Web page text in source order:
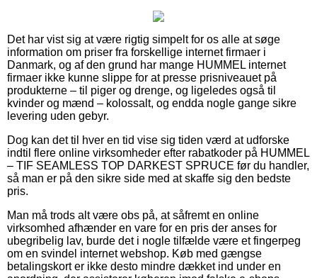
Det har vist sig at være rigtig simpelt for os alle at søge
information om priser fra forskellige internet firmaer i
Danmark, og af den grund har mange HUMMEL internet
firmaer ikke kunne slippe for at presse prisniveauet på
produkterne – til piger og drenge, og ligeledes også til
kvinder og mænd – kolossalt, og endda nogle gange sikre
levering uden gebyr.
Dog kan det til hver en tid vise sig tiden værd at udforske
indtil flere online virksomheder efter rabatkoder på HUMMEL
– TIF SEAMLESS TOP DARKEST SPRUCE før du handler,
så man er på den sikre side med at skaffe sig den bedste
pris.
Man må trods alt være obs på, at såfremt en online
virksomhed afhænder en vare for en pris der anses for
ubegribelig lav, burde det i nogle tilfælde være et fingerpeg
om en svindel internet webshop. Køb med gængse
betalingskort er ikke desto mindre dækket ind under en